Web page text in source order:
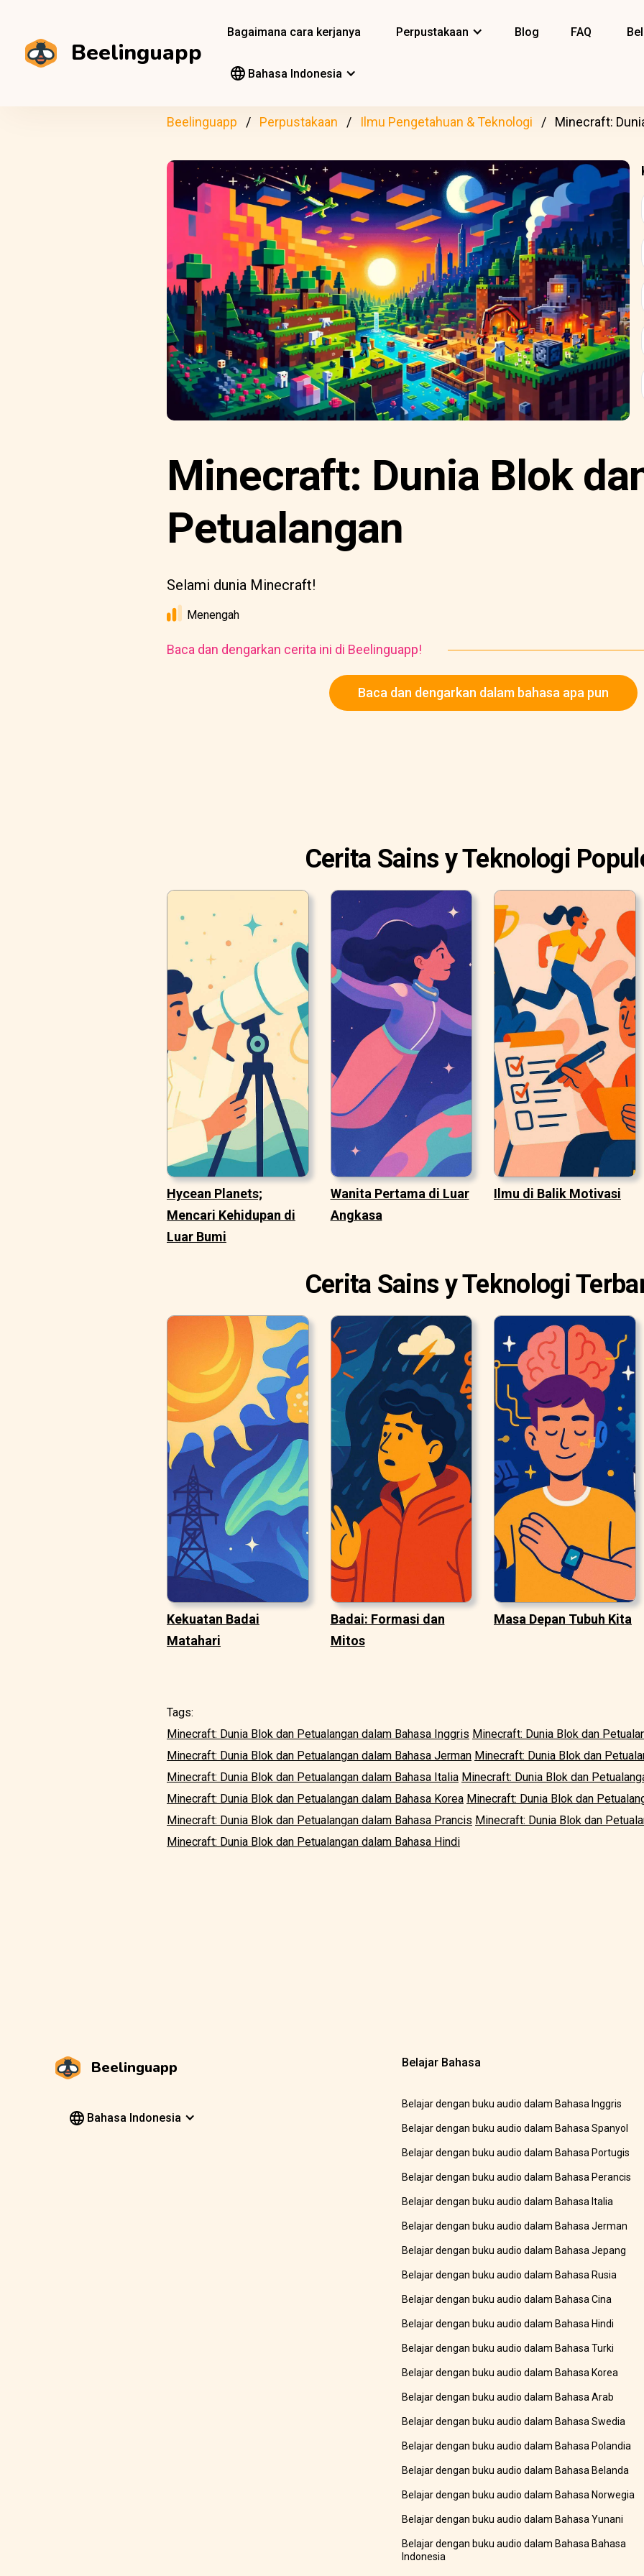
Beelinguapp
Bagaimana cara kerjanya Perpustakaan Blog FAQ
Bahasa Indonesia
Beelinguapp Perpustakaan Ilmu Pengetahuan & Teknologi Minecraft:
Minecraft: Dunia Blok
Petualangan
Selami dunia Minecraft!
Menengah
Baca dan dengarkan cerita ini di Beelinguapp!
Baca dan dengarkan dalam bahasa apa pun
Cerita Sains y Teknologi
Hycean Planets;
Mencari Kehidupan di
Luar Bumi
Wanita Pertama di Luar
Angkasa
Ilmu di Balik Motivasi
Cerita Sains y Teknologi
Kekuatan Badai
Matahari
Badai: Formasi dan
Mitos
Masa Depan Tubuh Kita
Tags:
Minecraft: Dunia Blok dan Petualangan dalam Bahasa Inggris Minecraft: Dunia Blok dan
Minecraft: Dunia Blok dan Petualangan dalam Bahasa Jerman Minecraft: Dunia Blok dan
Minecraft: Dunia Blok dan Petualangan dalam Bahasa Italia Minecraft: Dunia Blok dan
Minecraft: Dunia Blok dan Petualangan dalam Bahasa Korea Minecraft: Dunia Blok dan
Minecraft: Dunia Blok dan Petualangan dalam Bahasa Prancis Minecraft: Dunia Blok dan
Minecraft: Dunia Blok dan Petualangan dalam Bahasa Hindi
Beelinguapp
Bahasa Indonesia
Belajar Bahasa
Belajar dengan buku audio dalam Bahasa Inggris
Belajar dengan buku audio dalam Bahasa Spanyol
Belajar dengan buku audio dalam Bahasa Portugis
Belajar dengan buku audio dalam Bahasa Perancis
Belajar dengan buku audio dalam Bahasa Italia
Belajar dengan buku audio dalam Bahasa Jerman
Belajar dengan buku audio dalam Bahasa Jepang
Belajar dengan buku audio dalam Bahasa Rusia
Belajar dengan buku audio dalam Bahasa Cina
Belajar dengan buku audio dalam Bahasa Hindi
Belajar dengan buku audio dalam Bahasa Turki
Belajar dengan buku audio dalam Bahasa Korea
Belajar dengan buku audio dalam Bahasa Arab
Belajar dengan buku audio dalam Bahasa Swedia
Belajar dengan buku audio dalam Bahasa Polandia
Belajar dengan buku audio dalam Bahasa Belanda
Belajar dengan buku audio dalam Bahasa Norwegia
Belajar dengan buku audio dalam Bahasa Yunani
Belajar dengan buku audio dalam Bahasa Bahasa
Indonesia